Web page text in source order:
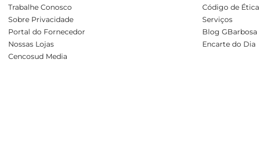
Trabalhe Conosco
Sobre Privacidade
Portal do Fornecedor
Nossas Lojas
Cencosud Media
Código de Ética
Serviços
Blog GBarbosa
Encarte do Dia